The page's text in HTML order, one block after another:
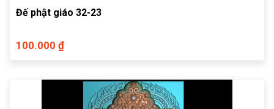
Đế phật giáo 32-23
100.000 ₫